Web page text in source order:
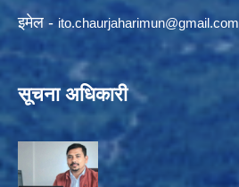
इमेल - ito.chaurjaharimun@gmail.com
सूचना अधिकारी